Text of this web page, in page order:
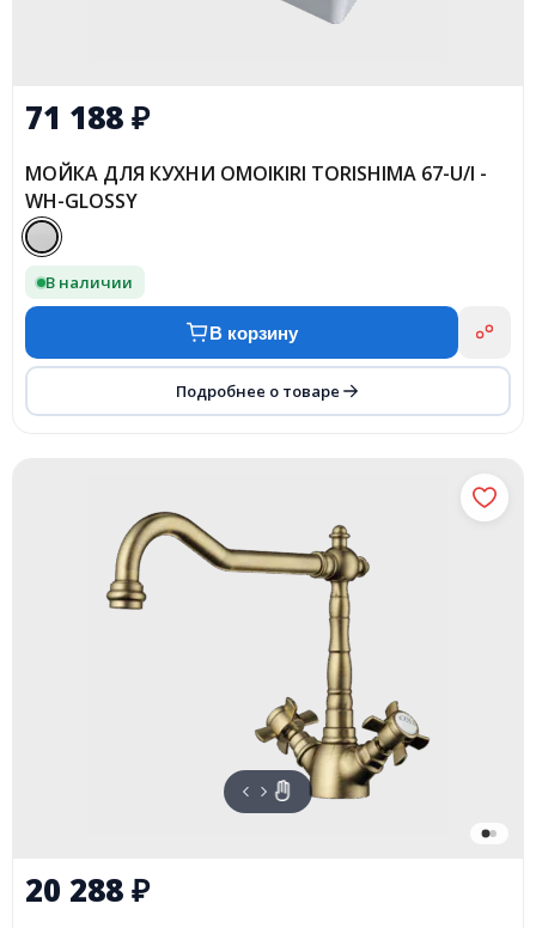
71 188₽
МОЙКА ДЛЯ КУХНИ OMOIKIRI TORISHIMA 67-U/I -
WH-GLOSSY
В наличии
В корзину
Подробнее о товаре
20 288₽